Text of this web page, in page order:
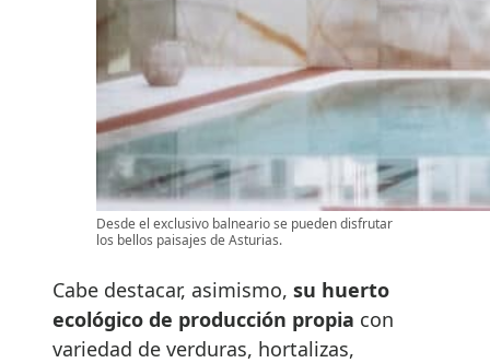
Desde el exclusivo balneario se pueden disfrutar
los bellos paisajes de Asturias.
Cabe destacar, asimismo, su huerto
ecológico de producción propia con
variedad de verduras, hortalizas,